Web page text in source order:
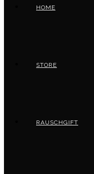
HOME
STORE
RAUSCHGIFT